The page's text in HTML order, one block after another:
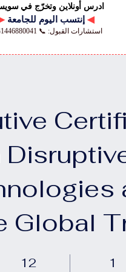
ادرس أونلاين وتخرّج في
◀
استشارات القبول: 📞 0041446880041
Global
1
12
12 خطوة